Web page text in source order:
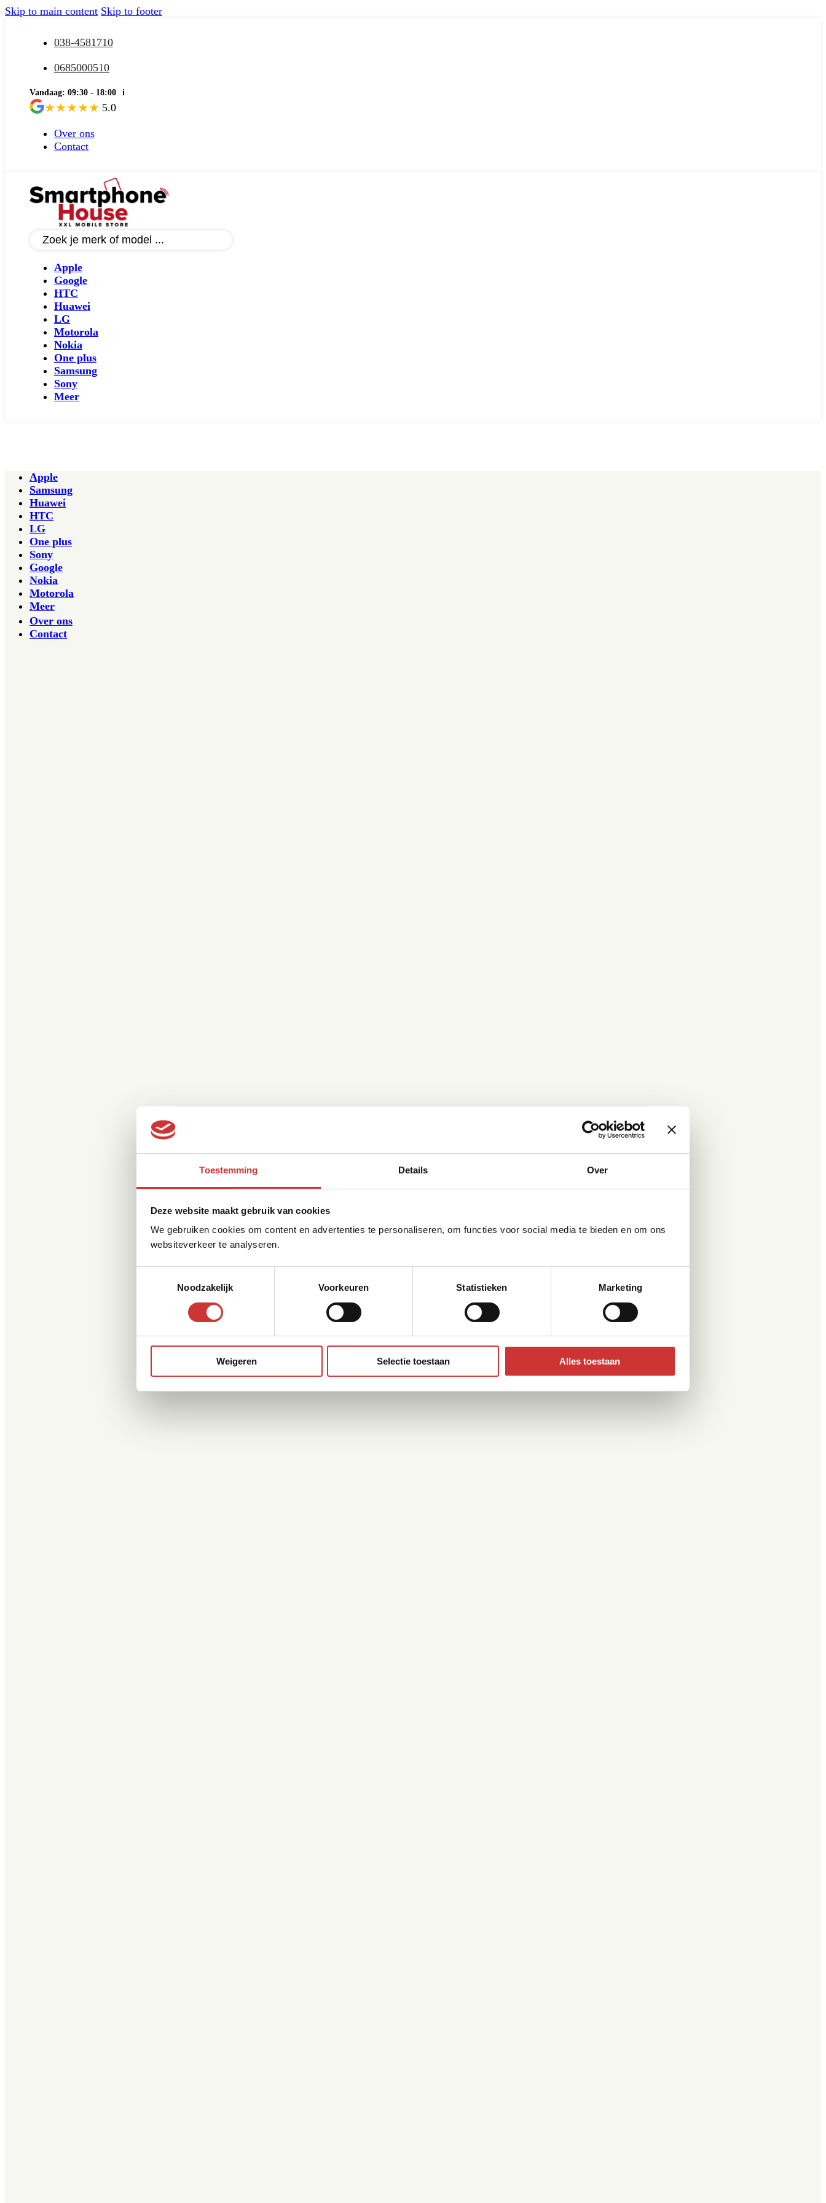
Toestemming Details Over
Deze website maakt gebruik van cookies
We gebruiken cookies om content en advertenties te personaliseren, om functies voor social media te bieden en om ons
websiteverkeer te analyseren.
Noodzakelijk
Voorkeuren Statistieken Marketing
Weigeren Selectie toestaan Alles toestaan
Skip to main content Skip to footer
038-4581710
0685000510
Vandaag: 09:30 - 18:00 i
★★★★★ 5.0
Over ons
Contact
Apple
Google
HTC
Huawei
LG
Motorola
Nokia
One plus
Samsung
Sony
Meer
Apple
Samsung
Huawei
HTC
LG
One plus
Sony
Google
Nokia
Motorola
Meer
Over ons
Contact